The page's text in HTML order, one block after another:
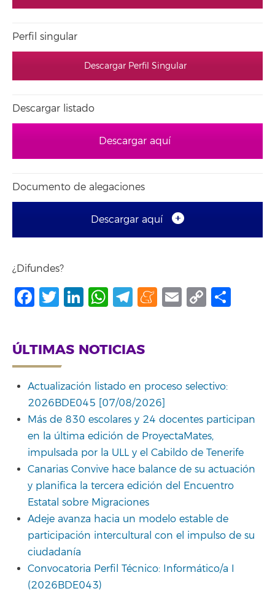
Perfil singular
Descargar Perfil Singular
Descargar listado
Descargar aquí
Documento de alegaciones
Descargar aquí
¿Difundes?
Facebook
Twitter
LinkedIn
WhatsApp
Telegram
Meneame
Email
Copy
ÚLTIMAS NOTICIAS
Actualización listado en proceso selectivo:
2026BDE045 [07/08/2026]
Más de 830 escolares y 24 docentes participan
en la última edición de ProyectaMates,
impulsada por la ULL y el Cabildo de Tenerife
Canarias Convive hace balance de su actuación
y planifica la tercera edición del Encuentro
Estatal sobre Migraciones
Adeje avanza hacia un modelo estable de
participación intercultural con el impulso de su
ciudadanía
Convocatoria Perfil Técnico: Informático/a I
(2026BDE043)